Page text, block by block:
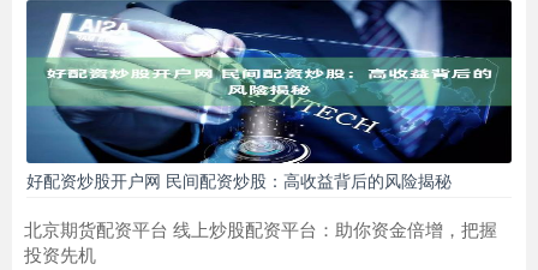
好配资炒股开户网 民间配资炒股：高收益背后的风险揭秘
北京期货配资平台 线上炒股配资平台：助你资金倍增，把握
投资先机